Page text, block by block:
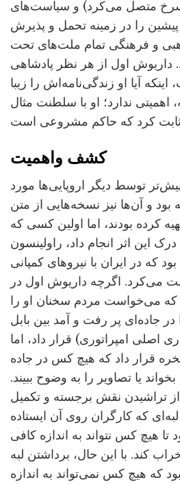
سرخ متصل می‌کرد) و سیاست‌های
پیشین را در زمینه تحمل و پذیرش
و فرهنگی تمام ملت‌های تحت
داریوش اول از هر نظر پادشاهی
اینکه آیا او زندگی‌نامه‌اش را زیبا
اهمیتی ندارد؛ او با سلطنت مثال
کشف واهمیت
توسط دیگر اروپایی‌ها مورد
بود و آن‌ها نیز نسخه‌هایی از متن
کرده بودند، اما اولین کسی که
این اثر انجام داد، راولینسون
میلادی بود که در ایران با نیروهای کمپانی
می‌کرد. اگرچه داریوش اول در
که می‌خواست مردم سخنان او را
در جاده‌ای پر رفت و آمد بین بابل
اصلی امپراتوری) قرار داد، اما
صخره قرار داد که هیچ کس در جاده
یا تصاویر را به وضوح ببیند.
تراشیدن نقش برجسته و تکمیل
لبه‌ای که کارگران روی آن ایستاده
تا هیچ کس نتواند به اندازه کافی
کند. با این حال، برداشتن لبه
که هیچ کس نمی‌تواند به اندازه